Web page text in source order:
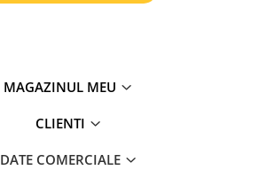
MAGAZINUL MEU
CLIENTI
DATE COMERCIALE